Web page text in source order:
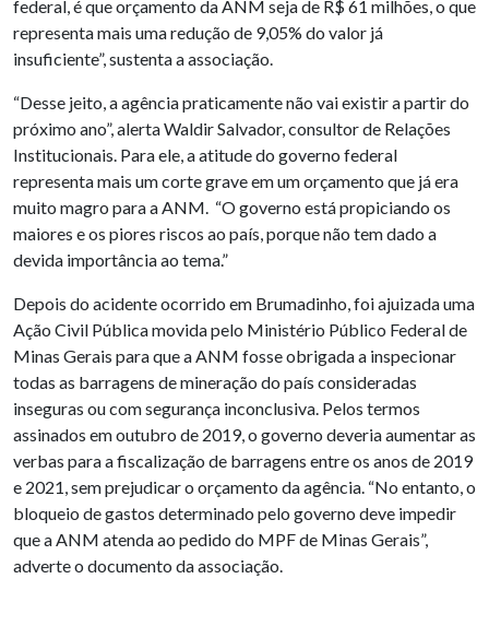
federal, é que orçamento da ANM seja de R$ 61 milhões, o que
representa mais uma redução de 9,05% do valor já
insuficiente”, sustenta a associação.
“Desse jeito, a agência praticamente não vai existir a partir do
próximo ano”, alerta Waldir Salvador, consultor de Relações
Institucionais. Para ele, a atitude do governo federal
representa mais um corte grave em um orçamento que já era
muito magro para a ANM. “O governo está propiciando os
maiores e os piores riscos ao país, porque não tem dado a
devida importância ao tema.”
Depois do acidente ocorrido em Brumadinho, foi ajuizada uma
Ação Civil Pública movida pelo Ministério Público Federal de
Minas Gerais para que a ANM fosse obrigada a inspecionar
todas as barragens de mineração do país consideradas
inseguras ou com segurança inconclusiva. Pelos termos
assinados em outubro de 2019, o governo deveria aumentar as
verbas para a fiscalização de barragens entre os anos de 2019
e 2021, sem prejudicar o orçamento da agência. “No entanto, o
bloqueio de gastos determinado pelo governo deve impedir
que a ANM atenda ao pedido do MPF de Minas Gerais”,
adverte o documento da associação.